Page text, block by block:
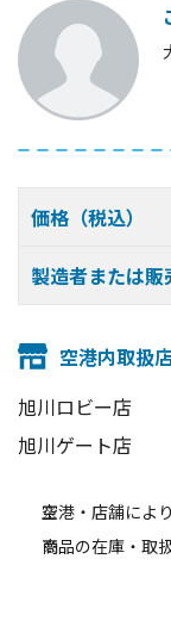
価格（税込）
製造者または販
空港内取扱
旭川ロビー店
旭川ゲート店
空港・店舗によ
商品の在庫・取